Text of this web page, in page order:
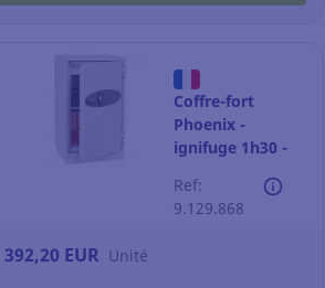
Coffre-fort
Phoenix -
ignifuge 1h30 -
à code
Ref:
9.129.868
392,20 EUR Unité